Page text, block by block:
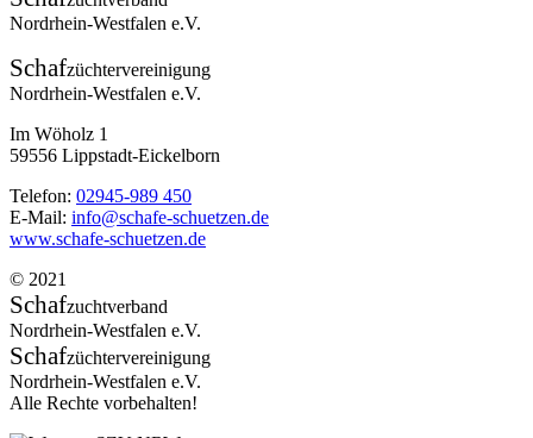
Nordrhein-Westfalen e.V.
Schafzüchtervereinigung
Nordrhein-Westfalen e.V.
Im Wöholz 1
59556 Lippstadt-Eickelborn
Telefon: 02945-989 450
E-Mail: info@schafe-schuetzen.de
www.schafe-schuetzen.de
© 2021
Schafzuchtverband
Nordrhein-Westfalen e.V.
Schafzüchtervereinigung
Nordrhein-Westfalen e.V.
Alle Rechte vorbehalten!